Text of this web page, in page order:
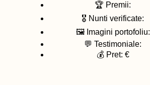
🏆 Premii:
🎖️ Nunti verificate:
🖼️ Imagini portofoliu:
💬 Testimoniale:
💰 Pret: €